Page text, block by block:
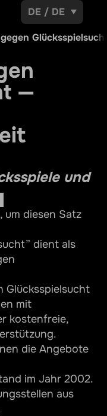
DE / DE
—
und
um diesen Satz
dient als
Glücksspielsucht
mit
kostenfreie,
die Angebote
im Jahr 2002.
aus